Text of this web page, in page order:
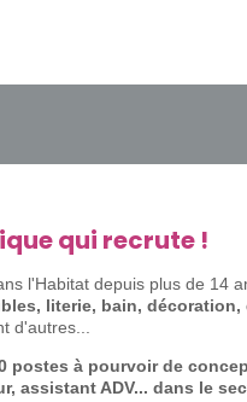
qui recrute !
l'Habitat depuis plus de 14
literie, bain,
d'autres...
postes à pourvoir de
assistant ADV... dans le